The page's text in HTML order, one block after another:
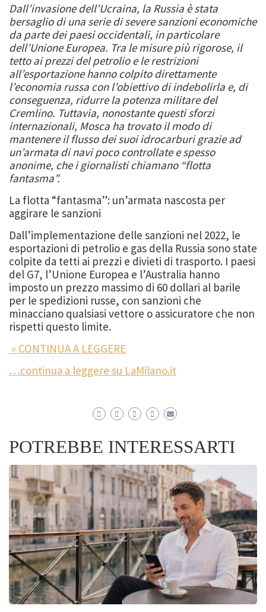
Dall’invasione dell’Ucraina, la Russia è stata
bersaglio di una serie di severe sanzioni economiche
da parte dei paesi occidentali, in particolare
dell’Unione Europea. Tra le misure più rigorose, il
tetto ai prezzi del petrolio e le restrizioni
all’esportazione hanno colpito direttamente
l’economia russa con l’obiettivo di indebolirla e, di
conseguenza, ridurre la potenza militare del
Cremlino. Tuttavia, nonostante questi sforzi
internazionali, Mosca ha trovato il modo di
mantenere il flusso dei suoi idrocarburi grazie ad
un’armata di navi poco controllate e spesso
anonime, che i giornalisti chiamano “flotta
fantasma”.
La flotta “fantasma”: un’armata nascosta per
aggirare le sanzioni
Dall’implementazione delle sanzioni nel 2022, le
esportazioni di petrolio e gas della Russia sono state
colpite da tetti ai prezzi e divieti di trasporto. I paesi
del G7, l’Unione Europea e l’Australia hanno
imposto un prezzo massimo di 60 dollari al barile
per le spedizioni russe, con sanzioni che
minacciano qualsiasi vettore o assicuratore che non
rispetti questo limite.
» CONTINUA A LEGGERE
…continua a leggere su LaMilano.it
POTREBBE INTERESSARTI